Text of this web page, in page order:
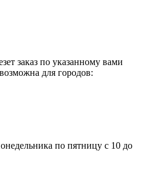
заказ по указанному вами
для городов:
по пятницу с 10 до